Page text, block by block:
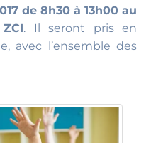
de 8h30 à 13h00 au
. Il seront pris en
avec l’ensemble des